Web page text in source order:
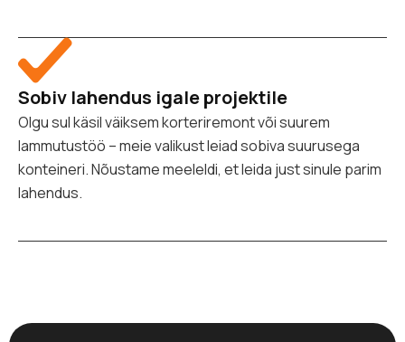
Sobiv lahendus igale projektile
Olgu sul käsil väiksem korteriremont või suurem
lammutustöö – meie valikust leiad sobiva suurusega
konteineri. Nõustame meeleldi, et leida just sinule parim
lahendus.